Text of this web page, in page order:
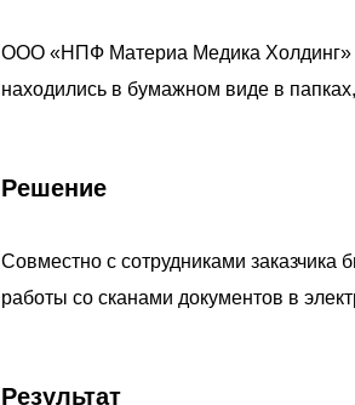
ООО «НПФ Материа Медика Холдинг» -
находились в бумажном виде в
Решение
Совместно с сотрудниками
работы со сканами документов в
Результат